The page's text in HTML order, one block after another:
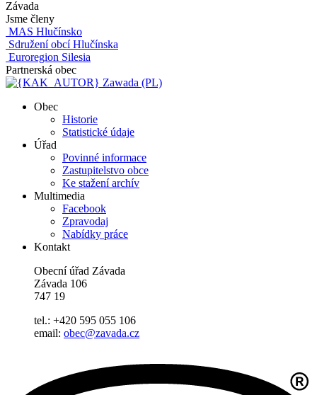
Závada
Jsme členy
MAS Hlučínsko
Sdružení obcí Hlučínska
Euroregion Silesia
Partnerská obec
Zawada (PL)
Obec
Historie
Statistické údaje
Úřad
Povinné informace
Zastupitelstvo obce
Ke stažení archív
Multimedia
Facebook
Zpravodaj
Nabídky práce
Kontakt
Obecní úřad Závada
Závada 106
747 19
tel.: +420 595 055 106
email: obec@zavada.cz